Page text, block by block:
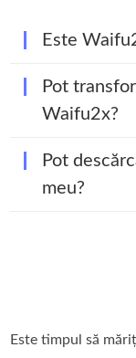
Este
Pot
Waifu2x?
Pot
meu?
Este timpul să